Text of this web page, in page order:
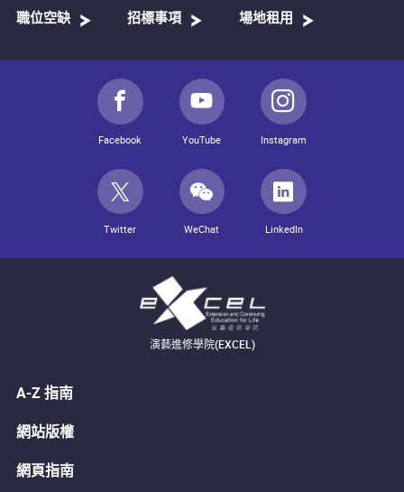
職位空缺 招標事項 場地租用
Facebook YouTube Instagram
Twitter WeChat LinkedIn
演藝進修學院(EXCEL)
A-Z 指南
網站版權
網頁指南